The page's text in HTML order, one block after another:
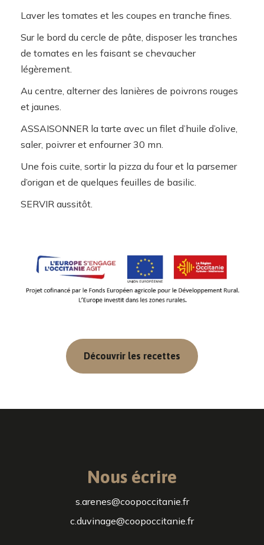
Laver les tomates et les coupes en tranche fines.
Sur le bord du cercle de pâte, disposer les tranches
de tomates en les faisant se chevaucher
légèrement.
Au centre, alterner des lanières de poivrons rouges
et jaunes.
ASSAISONNER la tarte avec un filet d’huile d’olive,
saler, poivrer et enfourner 30 mn.
Une fois cuite, sortir la pizza du four et la parsemer
d’origan et de quelques feuilles de basilic.
SERVIR aussitôt.
Découvrir les recettes
Nous écrire
s.arenes@coopoccitanie.fr
c.duvinage@coopoccitanie.fr